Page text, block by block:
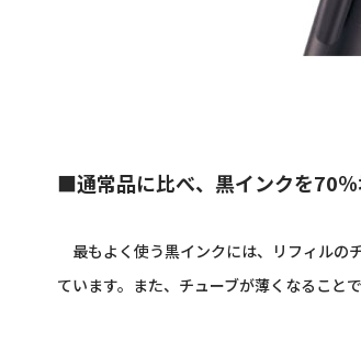
■通常品に比べ、黒インクを70
最もよく使う黒インクには、リフィルの
ています。また、チューブが薄くなること